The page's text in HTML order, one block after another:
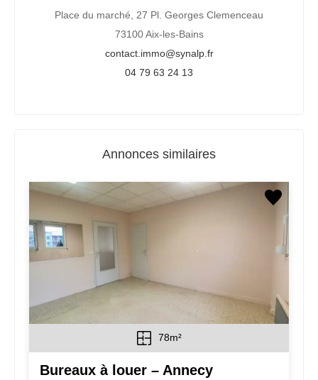
Place du marché, 27 Pl. Georges Clemenceau
73100 Aix-les-Bains
contact.immo@synalp.fr
04 79 63 24 13
Annonces similaires
78m²
Bureaux à louer – Annecy